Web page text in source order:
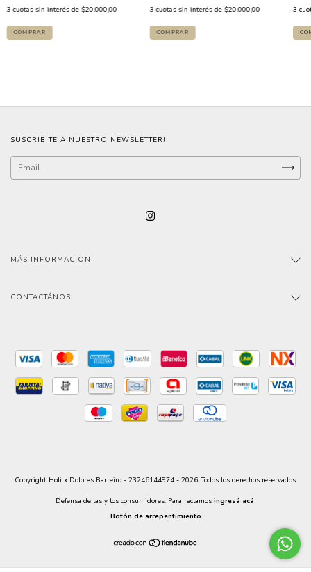
3 cuotas sin interés de $20.000,00
3 cuotas sin interés de $20.000,00
3
SUSCRIBITE A NUESTRO NEWSLETTER!
MÁS INFORMACIÓN
CONTACTÁNOS
Copyright Holi x Dolores Barreiro - 23246144974 - 2026. Todos los derechos reservados.
Defensa de las y los consumidores. Para reclamos ingresá acá.
Botón de arrepentimiento